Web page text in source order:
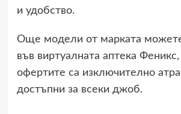
и удобство.
Още модели от марката
във виртуалната аптека
офертите са изключително
достъпни за всеки джоб.